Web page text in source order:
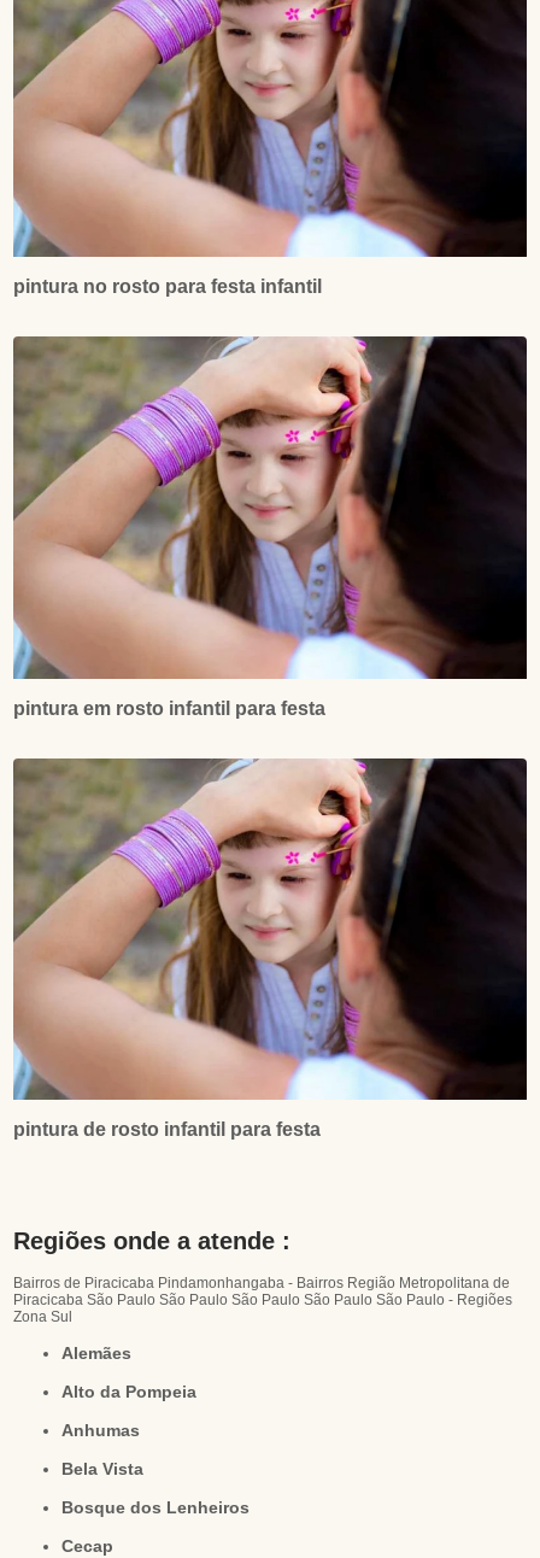
pintura no rosto para festa infantil
pintura em rosto infantil para festa
pintura de rosto infantil para festa
Regiões onde a atende :
Bairros de Piracicaba Pindamonhangaba - Bairros Região Metropolitana de
Piracicaba São Paulo São Paulo São Paulo São PauloSão Paulo - Regiões
Zona Sul
Alemães
Alto da Pompeia
Anhumas
Bela Vista
Bosque dos Lenheiros
Cecap